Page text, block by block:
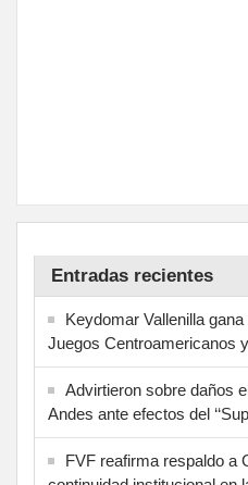
Entradas recientes
Keydomar Vallenilla
Juegos Centroamericanos
Advirtieron sobre daños
Andes ante efectos del
FVF reafirma respaldo a